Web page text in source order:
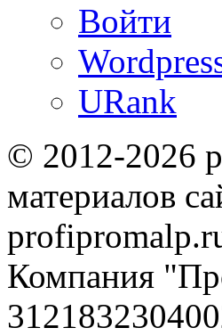
Войти
URank
© 2012-2026
материалов
Компания